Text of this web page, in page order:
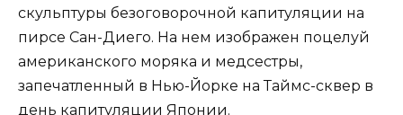
скульптуры безоговорочной капитуляции на
пирсе Сан-Диего. На нем изображен поцелуй
американского моряка и медсестры,
запечатленный в Нью-Йорке на Таймс-сквер в
день капитуляции Японии.